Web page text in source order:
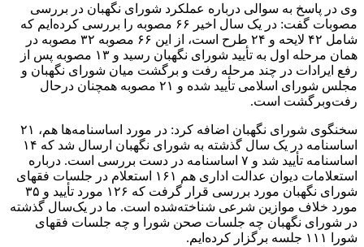
وی در پاسخ به سوالی درباره عملکرد شورای نگهبان در بررسی
مصوبات گفت: در یک سال اخیر ۶۶ مصوبه را بررسی کرده‌ایم که
شامل ۴۲ لایحه و ۲۴ طرح است، از این ۶۶ مصوبه ۳۲ مصوبه در
همان مرحله اول به تأیید شورای نگهبان رسید و ۱۳ مصوبه پس از
رفع ایرادات در چند مرحله رفت و برگشت میان شورای نگهبان و
مجلس شورای اسلامی تأیید شده و ۲۱ مصوبه همچنان درحال
رفت‌وبرگشت است.
سخنگوی شورای نگهبان اضافه کرد: در مورد اساسنامه‌ها هم، ۲۱
اساسنامه در یک سال گذشته به شورای نگهبان ارسال شد که ۱۴
اساسنامه تأیید شد و ۷ اساسنامه در دست بررسی است. درباره
استعلامات دیوان عدالت اداری هم ۱۶۱ استعلام در جلسات فقهای
شورای نگهبان مورد بررسی قرار گرفت که ۱۲۶ مورد تأیید و ۳۵
مورد خلاف موازین شرعی شناخته‌شده است. ما در یک‌سال گذشته
در شورای نگهبان چه جلسات صحن شورا و چه جلسات فقهای
شورا ۱۱۱ جلسه برگزار کرده‌ایم.